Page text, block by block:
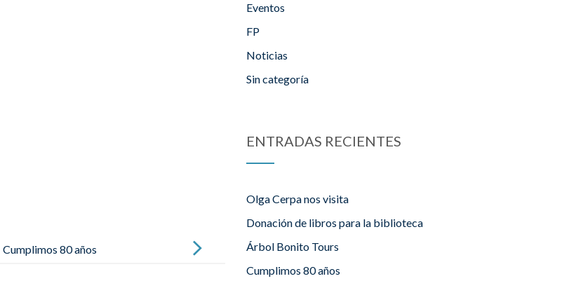
Cumplimos 80 años
Eventos
FP
Noticias
Sin categoría
ENTRADAS RECIENTES
Olga Cerpa nos visita
Donación de libros para la biblioteca
Árbol Bonito Tours
Cumplimos 80 años